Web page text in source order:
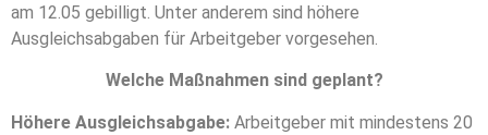
am 12.05 gebilligt. Unter anderem sind höhere
Ausgleichsabgaben für Arbeitgeber vorgesehen.
Welche Maßnahmen sind geplant?
Höhere Ausgleichsabgabe: Arbeitgeber mit mindestens 20